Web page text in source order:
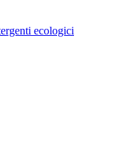
ecologici